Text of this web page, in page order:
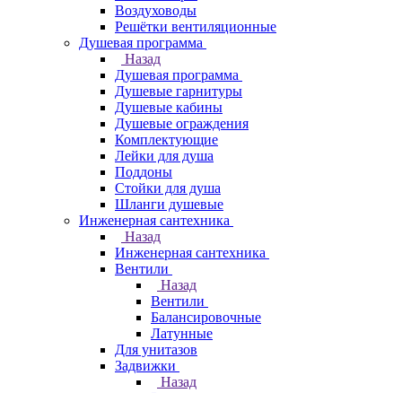
Воздуховоды
Решётки вентиляционные
Душевая программа
Назад
Душевая программа
Душевые гарнитуры
Душевые кабины
Душевые ограждения
Комплектующие
Лейки для душа
Поддоны
Стойки для душа
Шланги душевые
Инженерная сантехника
Назад
Инженерная сантехника
Вентили
Назад
Вентили
Балансировочные
Латунные
Для унитазов
Задвижки
Назад